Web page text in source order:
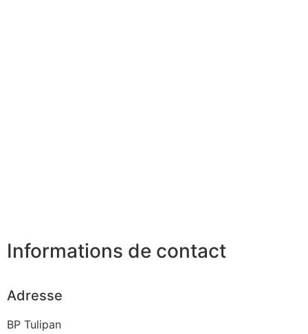
Informations de contact
Adresse
BP Tulipan